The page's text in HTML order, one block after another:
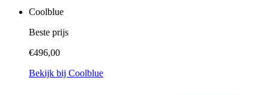
Coolblue
Beste prijs
€496,00
Bekijk bij Coolblue